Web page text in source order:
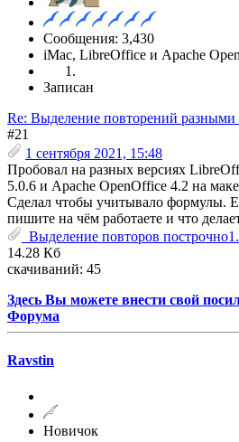
Сообщения: 3,430
iMac, LibreOffice и Apache
Записан
Re: Выделение повторений разными
#21
1 сентября 2021, 15:48
Пробовал на разных версиях
5.0.6 и Apache OpenOffice 4.2 на
Сделал чтобы учитывало формулы.
пишите на чём работаете и что
Выделение повторов
14.28 Кб
скачиваний: 45
Здесь Вы можете внести свой
Форума
Ravstin
Новичок